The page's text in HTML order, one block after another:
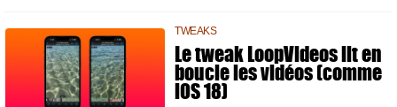
TWEAKS
Le tweak LoopVideos lit en
boucle les vidéos (comme
iOS 18)